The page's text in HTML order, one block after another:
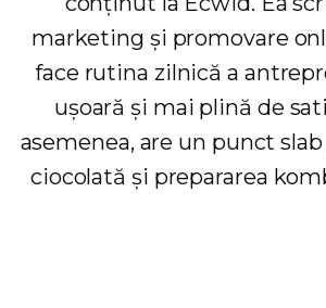
marketing și promovare
face rutina zilnică a
ușoară și mai plină de
asemenea, are un punct
ciocolată și prepararea